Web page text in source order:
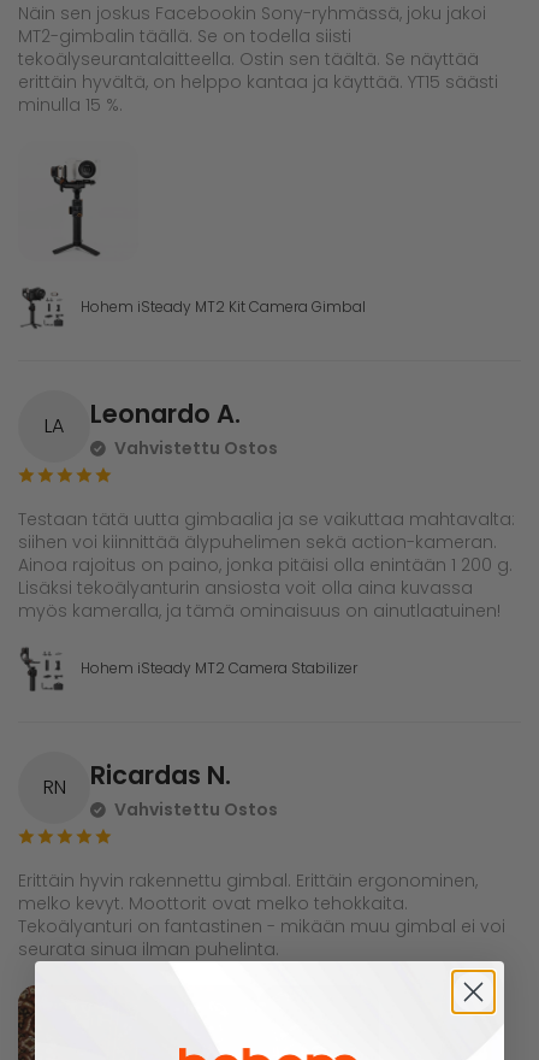
Näin sen joskus Facebookin Sony-ryhmässä, joku jakoi
MT2-gimbalin täällä. Se on todella siisti
tekoälyseurantalaitteella. Ostin sen täältä. Se näyttää
erittäin hyvältä, on helppo kantaa ja käyttää. YT15 säästi
minulla 15 %.
Hohem iSteady MT2 Kit Camera Gimbal
LA Leonardo A.
Vahvistettu Ostos
Testaan tätä uutta gimbaalia ja se vaikuttaa mahtavalta:
siihen voi kiinnittää älypuhelimen sekä action-kameran.
Ainoa rajoitus on paino, jonka pitäisi olla enintään 1 200 g.
Lisäksi tekoälyanturin ansiosta voit olla aina kuvassa
myös kameralla, ja tämä ominaisuus on ainutlaatuinen!
Hohem iSteady MT2 Camera Stabilizer
RN Ricardas N.
Vahvistettu Ostos
Erittäin hyvin rakennettu gimbal. Erittäin ergonominen,
melko kevyt. Moottorit ovat melko tehokkaita.
Tekoälyanturi on fantastinen - mikään muu gimbal ei voi
seurata sinua ilman puhelinta.